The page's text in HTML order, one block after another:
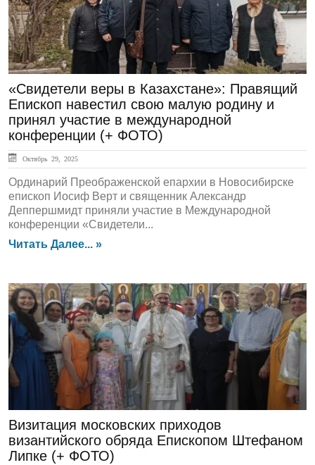
«Свидетели веры в Казахстане»: Правящий
Епископ навестил свою малую родину и
принял участие в международной
конференции (+ ФОТО)
Октябрь 29, 2025
Ординарий Преображенской епархии в Новосибирске
епископ Иосиф Верт и священник Александр
Деппершмидт приняли участие в Международной
конференции «Свидетели...
Читать Далее... »
ГЛАВНАЯ
Визитация московских приходов
византийского обряда Епископом Штефаном
Липке (+ ФОТО)